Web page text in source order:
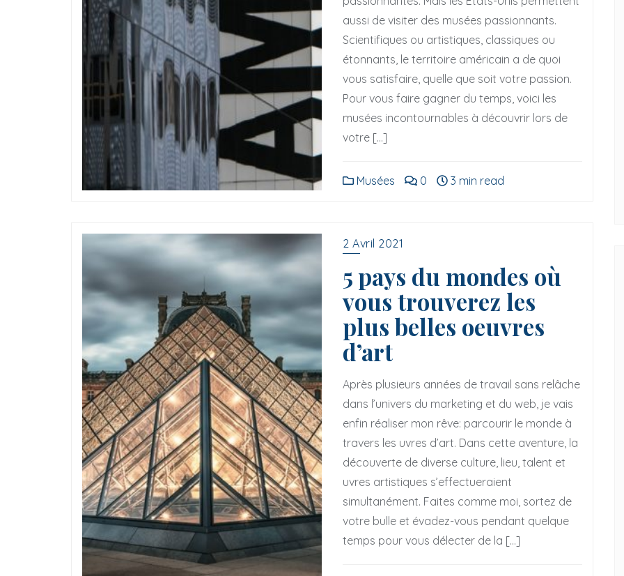
aussi de visiter des musées passionnants.
Scientifiques ou artistiques, classiques ou
étonnants, le territoire américain a de quoi
vous satisfaire, quelle que soit votre passion.
Pour vous faire gagner du temps, voici les
musées incontournables à découvrir lors de
votre […]
Musées 0 3 min read
2 Avril 2021
5 pays du mondes où
vous trouverez les
plus belles oeuvres
d’art
Après plusieurs années de travail sans relâche
dans l’univers du marketing et du web, je vais
enfin réaliser mon rêve: parcourir le monde à
travers les uvres d’art. Dans cette aventure, la
découverte de diverse culture, lieu, talent et
uvres artistiques s’effectueraient
simultanément. Faites comme moi, sortez de
votre bulle et évadez-vous pendant quelque
temps pour vous délecter de la […]
Street Art
ce qui fait des fleshmobs une
oeuvre d’art à part entière ?
Street Art
Balade à vélo dans les rues de Bordeaux,
le parfait combo pour admirer l’art de rue
Musées